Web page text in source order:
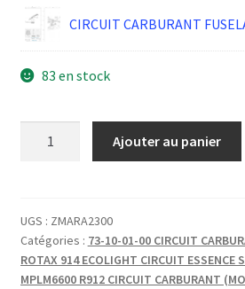
CIRCUIT CARBURANT
83 en stock
818
4D
ECROU
Ajouter au panier
UGS : ZMARA2300
Catégories : 73-10-01-00 CIRCUIT
ROTAX 914 ECOLIGHT CIRCUIT ESSENCE
MPLM6600 R912 CIRCUIT CARBURANT